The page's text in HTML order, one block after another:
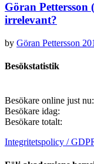
Göran
irrelevant?
by Göran Pettersson
Besökstatistik
Besökare online just nu:
Besökare idag:
Besökare totalt:
Integritetspolicy /